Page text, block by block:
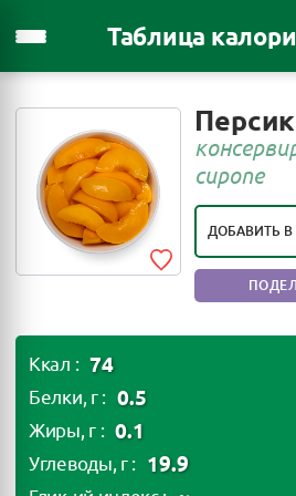
Таблица
сиропе
ДОБАВИТЬ
Ккал : 74
Белки, г : 0.5
Жиры, г : 0.1
Углеводы, г : 19.9